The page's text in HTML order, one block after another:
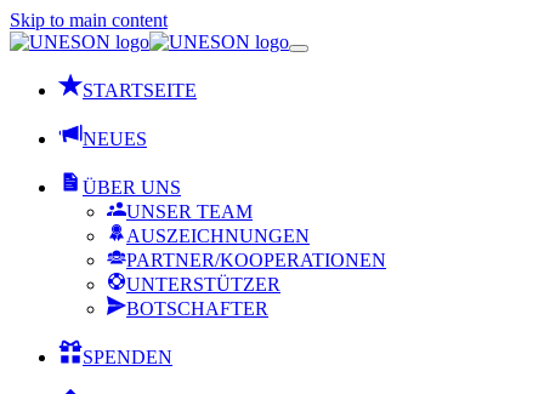
Skip to main content
STARTSEITE
NEUES
ÜBER UNS
UNSER TEAM
AUSZEICHNUNGEN
PARTNER/KOOPERATIONEN
UNTERSTÜTZER
BOTSCHAFTER
SPENDEN